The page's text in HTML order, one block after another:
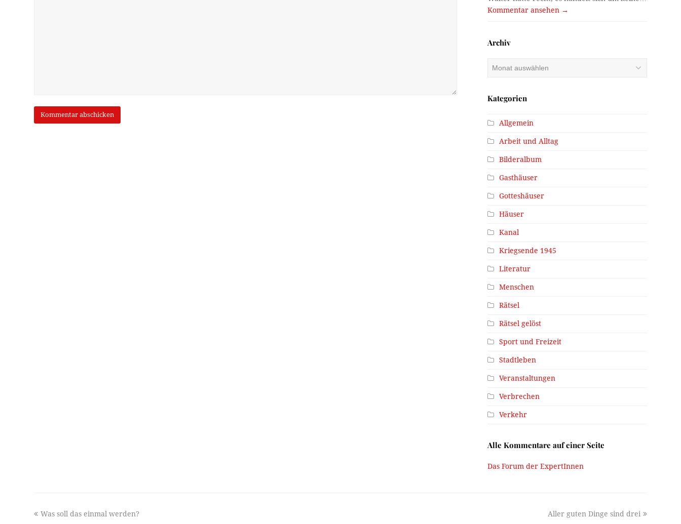
Kommentar ansehen →
Archiv
Kategorien
Allgemein
Arbeit und Alltag
Bilderalbum
Gasthäuser
Gotteshäuser
Häuser
Kanal
Kriegsende 1945
Literatur
Menschen
Rätsel
Rätsel gelöst
Sport und Freizeit
Stadtleben
Veranstaltungen
Verbrechen
Verkehr
Alle Kommentare auf einer Seite
Das Forum der ExpertInnen
previous
Was soll das einmal werden?
next
Aller guten Dinge sind drei